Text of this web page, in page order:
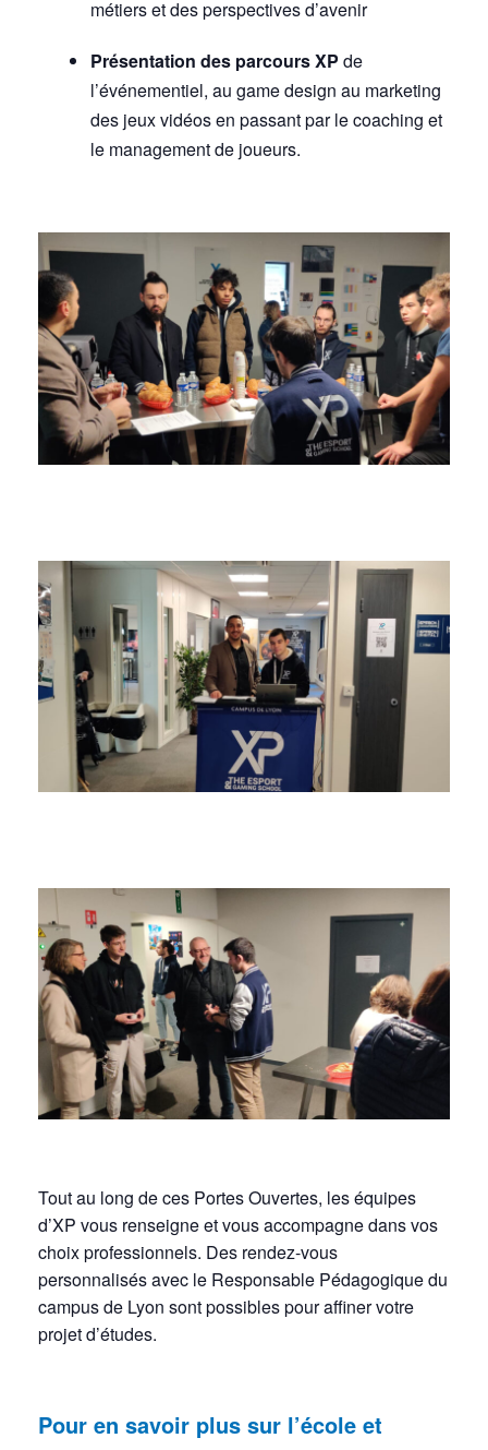
métiers et des perspectives d’avenir
Présentation des parcours XP de
l’événementiel, au game design au marketing
des jeux vidéos en passant par le coaching et
le management de joueurs.
Tout au long de ces Portes Ouvertes, les équipes
d’XP vous renseigne et vous accompagne dans vos
choix professionnels. Des rendez-vous
personnalisés avec le Responsable Pédagogique du
campus de Lyon sont possibles pour affiner votre
projet d’études.
Pour en savoir plus sur l’école et